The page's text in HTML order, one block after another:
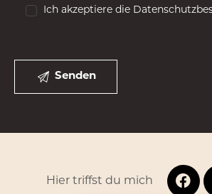
Ich akzeptiere die
Hier triffst du mich